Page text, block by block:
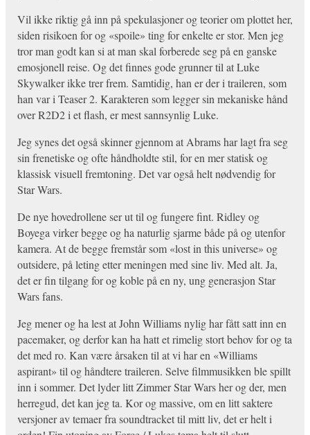
Vil ikke riktig gå inn på spekulasjoner og teorier om plottet her,
siden risikoen for og «spoile» ting for enkelte er stor. Men jeg
tror man godt kan si at man skal forberede seg på en ganske
emosjonell reise. Og det finnes gode grunner til at Luke
Skywalker ikke trer frem. Samtidig, han er der i traileren, som
han var i Teaser 2. Karakteren som legger sin mekaniske hånd
over R2D2 i et flash, er mest sannsynlig Luke.
Jeg synes det også skinner gjennom at Abrams har lagt fra seg
sin frenetiske og ofte håndholdte stil, for en mer statisk og
klassisk visuell fremtoning. Det var også helt nødvendig for
Star Wars.
De nye hovedrollene ser ut til og fungere fint. Ridley og
Boyega virker begge og ha naturlig sjarme både på og utenfor
kamera. At de begge fremstår som «lost in this universe» og
outsidere, på leting etter meningen med sine liv. Med alt. Ja,
det er fin tilgang for og koble på en ny, ung generasjon Star
Wars fans.
Jeg mener og ha lest at John Williams nylig har fått satt inn en
pacemaker, og derfor kan ha hatt et rimelig stort behov for og ta
det med ro. Kan være årsaken til at vi har en «Williams
aspirant» til og håndtere traileren. Selve filmmusikken ble spillt
inn i sommer. Det lyder litt Zimmer Star Wars her og der, men
herregud, det kan jeg ta. Kor og massive, om en litt saktere
versjoner av temaer fra soundtracket til mitt liv, det er helt i